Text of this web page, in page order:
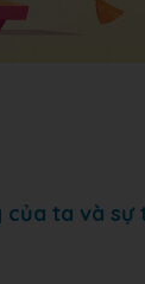
của ta và sự